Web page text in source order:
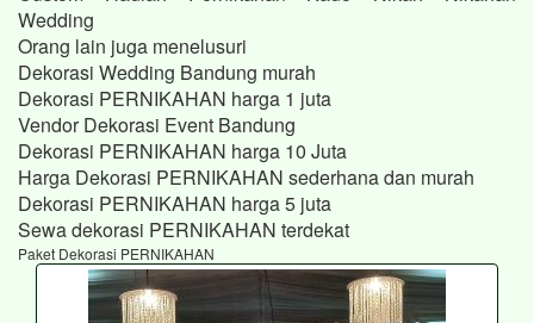
Wedding
Orang lain juga menelusuri
Dekorasi Wedding Bandung murah
Dekorasi PERNIKAHAN harga 1 juta
Vendor Dekorasi Event Bandung
Dekorasi PERNIKAHAN harga 10 Juta
Harga Dekorasi PERNIKAHAN sederhana dan murah
Dekorasi PERNIKAHAN harga 5 juta
Sewa dekorasi PERNIKAHAN terdekat
Paket Dekorasi PERNIKAHAN